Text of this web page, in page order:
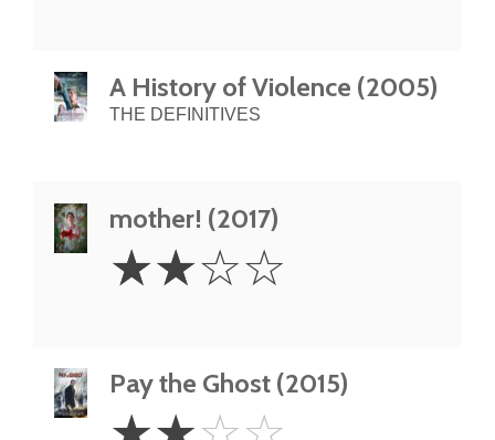
A History of Violence (2005)
THE DEFINITIVES
mother! (2017)
Stars
☆☆☆☆
Pay the Ghost (2015)